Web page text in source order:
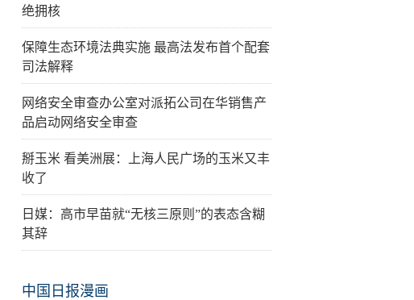
绝拥核
保障生态环境法典实施 最高法发布首个配套
司法解释
网络安全审查办公室对派拓公司在华销售产
品启动网络安全审查
掰玉米 看美洲展：上海人民广场的玉米又丰
收了
日媒：高市早苗就“无核三原则”的表态含糊
其辞
中国日报漫画